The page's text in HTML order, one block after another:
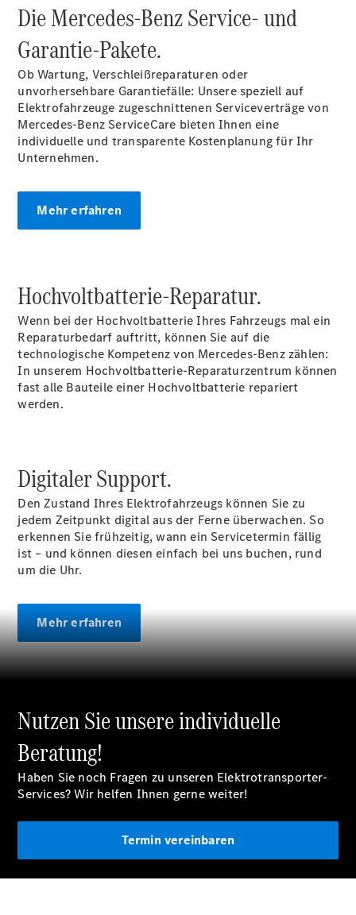
Gewerbekunden
Finanzierung
Privatkunden
Gewerbekunden
Mercedes-
Benz
Store
Gebrauchtwagensuche
Sprinter
Kastenwagen
eSprinter
Kastenwagen
- elektrisch
Sprinter
Tourer
- elektrisch
Sprinter
Fahrgestell
eSprinter
Fahrgestell
Kastenwagen
eVito
Vito Mixto
Vito Tourer
elektrisch
Citan
Die Mercedes-Benz Service- und
Garantie-Pakete.
Ob Wartung, Verschleißreparaturen oder
unvorhersehbare Garantiefälle: Unsere speziell auf
Elektrofahrzeuge zugeschnittenen Serviceverträge von
Mercedes-Benz ServiceCare bieten Ihnen eine
individuelle und transparente Kostenplanung für Ihr
Unternehmen.
Mehr erfahren
Hochvoltbatterie-Reparatur.
Wenn bei der Hochvoltbatterie Ihres Fahrzeugs mal ein
Reparaturbedarf auftritt, können Sie auf die
technologische Kompetenz von Mercedes-Benz zählen:
In unserem Hochvoltbatterie-Reparaturzentrum können
fast alle Bauteile einer Hochvoltbatterie repariert
werden.
Digitaler Support.
Den Zustand Ihres Elektrofahrzeugs können Sie zu
jedem Zeitpunkt digital aus der Ferne überwachen. So
erkennen Sie frühzeitig, wann ein Servicetermin fällig
ist – und können diesen einfach bei uns buchen, rund
um die Uhr.
Mehr erfahren
Nutzen Sie unsere individuelle
Beratung!
Haben Sie noch Fragen zu unseren Elektrotransporter-
Services? Wir helfen Ihnen gerne weiter!
Termin vereinbaren